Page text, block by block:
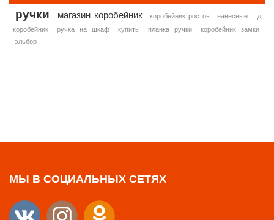
ручки магазин коробейник коробейник ростов навесные
тд
коробейник
ручка на шкаф купить планка ручки
коробейник замки
эльбор
МЫ В СОЦИАЛЬНЫХ СЕТЯХ